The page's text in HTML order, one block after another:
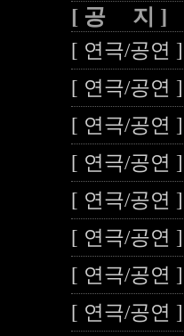
[ 공 지 ]
[ 연극/공연 ]
[ 연극/공연 ]
[ 연극/공연 ]
[ 연극/공연 ]
[ 연극/공연 ]
[ 연극/공연 ]
[ 연극/공연 ]
[ 연극/공연 ]